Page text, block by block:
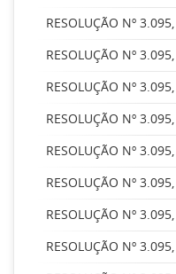
RESOLUÇÃO Nº
RESOLUÇÃO Nº
RESOLUÇÃO Nº
RESOLUÇÃO Nº
RESOLUÇÃO Nº
RESOLUÇÃO Nº
RESOLUÇÃO Nº
RESOLUÇÃO Nº